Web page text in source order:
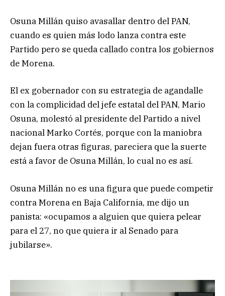
Osuna Millán quiso avasallar dentro del PAN,
cuando es quien más lodo lanza contra este
Partido pero se queda callado contra los gobiernos
de Morena.
El ex gobernador con su estrategia de agandalle
con la complicidad del jefe estatal del PAN, Mario
Osuna, molestó al presidente del Partido a nivel
nacional Marko Cortés, porque con la maniobra
dejan fuera otras figuras, pareciera que la suerte
está a favor de Osuna Millán, lo cual no es así.
Osuna Millán no es una figura que puede competir
contra Morena en Baja California, me dijo un
panista: «ocupamos a alguien que quiera pelear
para el 27, no que quiera ir al Senado para
jubilarse».